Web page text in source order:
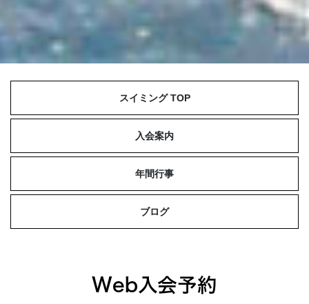
スイミング TOP
入会案内
年間行事
ブログ